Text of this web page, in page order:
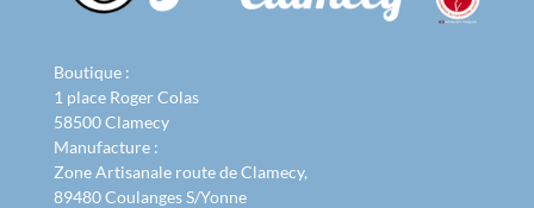
Boutique :
1 place Roger Colas
58500 Clamecy
Manufacture :
Zone Artisanale route de Clamecy,
89480 Coulanges S/Yonne